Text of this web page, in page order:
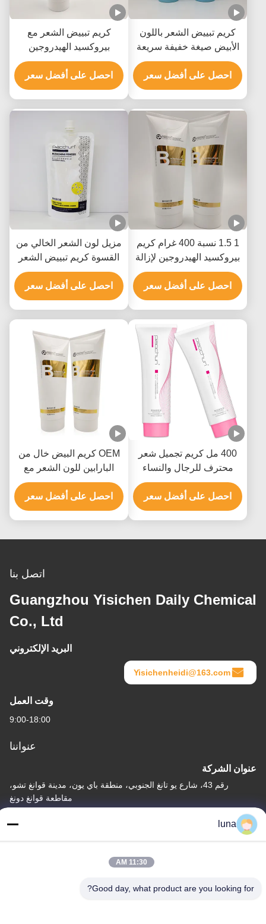
كريم تبييض الشعر باللون
الأبيض صيغة خفيفة سريعة
التلاشي رفع إلى 9 مستويات
احصل على أفضل سعر
كريم تبييض الشعر مع
بيروكسيد الهيدروجين
هيدروكسيد الأمونيوم والزيت
المعدني
احصل على أفضل سعر
1 1.5 نسبة 400 غرام كريم
بيروكسيد الهيدروجين لإزالة
لون الشعر
احصل على أفضل سعر
مزيل لون الشعر الخالي من
القسوة كريم تبييض الشعر
للاستخدام في الصالون 9
مستويات
احصل على أفضل سعر
400 مل كريم تجميل شعر
محترف للرجال والنساء
حتى 9 مستويات
احصل على أفضل سعر
OEM كريم البيض خال من
البارابين للون الشعر مع
هيدروكسيد الأمونيوم
احصل على أفضل سعر
اتصل بنا
Guangzhou Yisichen Daily Chemical
Co., Ltd
البريد الإلكتروني
Yisichenheidi@163.com
وقت العمل
9:00-18:00
عنواننا
عنوان الشركة
رقم 43، شارع يو تانغ الجنوبي، منطقة باي يون، مدينة قوانغ تشو،
مقاطعة قوانغ دونغ
عنوان المصنع
luna
11:30 AM
Good day, what product are you looking for?